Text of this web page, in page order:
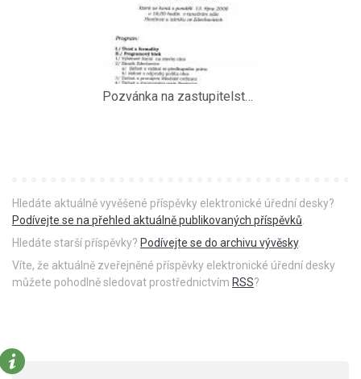
Pozvánka na zastupitelstvo 13.10.2008
Hledáte aktuálně vyvěšené příspěvky elektronické úřední desky?
Podívejte se na přehled aktuálně publikovaných příspěvků
Hledáte starší příspěvky? Podívejte se do archivu vývěsky.
Víte, že aktuálně zveřejněné příspěvky elektronické úřední desky
můžete pohodlně sledovat prostřednictvím RSS?